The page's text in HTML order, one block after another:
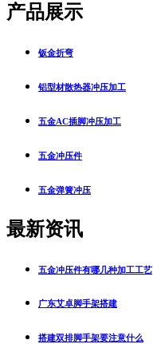
产品展示
钣金折弯
铝型材散热器冲压加工
五金AC插脚冲压加工
五金冲压件
五金弹簧冲压
最新资讯
五金冲压件有哪几种加工工艺
广东艾卓脚手架搭建
搭建双排脚手架要注意什么